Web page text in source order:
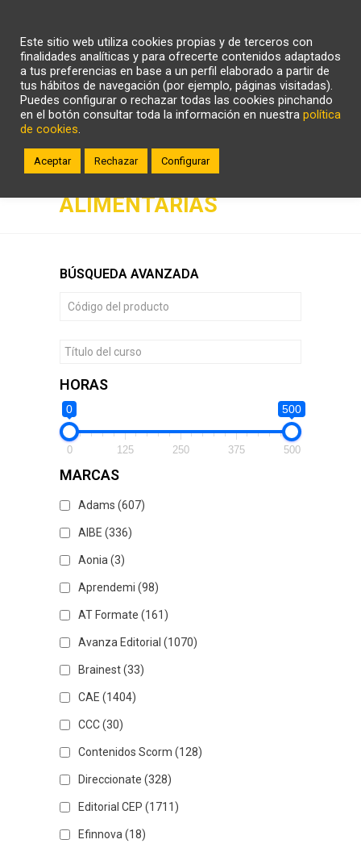
ZONA CLIENTE
ALIMENTARIAS
BÚSQUEDA AVANZADA
HORAS
0 500
0 125 250 375 500
MARCAS
Adams (607)
AIBE (336)
Aonia (3)
Aprendemi (98)
AT Formate (161)
Avanza Editorial (1070)
Brainest(33)
CAE (1404)
CCC(30)
Contenidos Scorm (128)
Direccionate (328)
Editorial CEP (1711)
Efinnova (18)
Este sitio web utiliza cookies propias y de terceros con
finalidades analíticas y para ofrecerte contenidos adaptados
a tus preferencias en base a un perfil elaborado a partir de
tus hábitos de navegación (por ejemplo, páginas visitadas).
Puedes configurar o rechazar todas las cookies pinchando
en el botón consultar toda la información en nuestra política
de cookies.
Aceptar Rechazar Configurar